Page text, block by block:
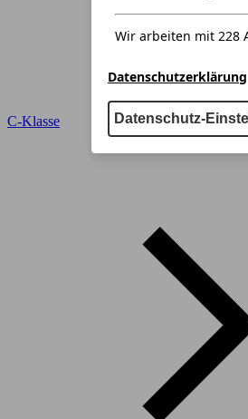
Wir arbeiten mit 228
Datenschutzerklärung
Datenschutz-
C-Klasse